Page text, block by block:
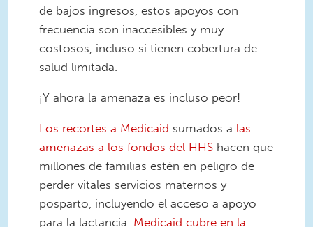
de bajos ingresos, estos apoyos con
frecuencia son inaccesibles y muy
costosos, incluso si tienen cobertura de
salud limitada.
¡Y ahora la amenaza es incluso peor!
Los recortes a Medicaid sumados a las
amenazas a los fondos del HHS hacen que
millones de familias estén en peligro de
perder vitales servicios maternos y
posparto, incluyendo el acceso a apoyo
para la lactancia. Medicaid cubre en la